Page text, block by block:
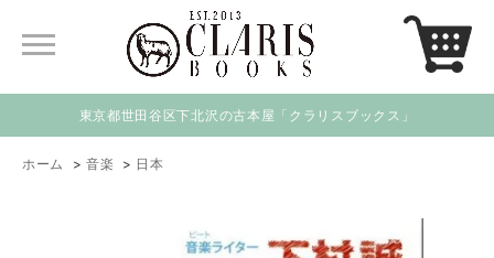
東京都世田谷区下北沢の古本屋「クラリスブックス」
ホーム > 音楽 > 日本